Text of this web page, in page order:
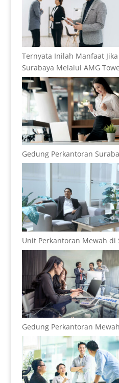
Ternyata Inilah Manfaat
Surabaya Melalui AMG
Gedung Perkantoran
Unit Perkantoran Mewah di
Gedung Perkantoran